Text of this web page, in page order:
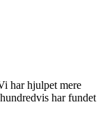
har hjulpet mere
har fundet